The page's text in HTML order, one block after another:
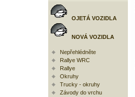
OJETÁ VOZIDLA
NOVÁ VOZIDLA
Nepřehlédněte
Rallye WRC
Rallye
Okruhy
Trucky - okruhy
Závody do vrchu